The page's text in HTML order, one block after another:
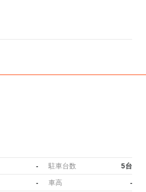
- 駐車台数 5台
- 車高 -